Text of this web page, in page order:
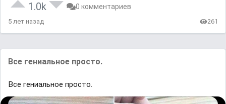
1.0k 0 комментариев
5 лет назад 261
Все гениальное просто.
Все гениальное просто.